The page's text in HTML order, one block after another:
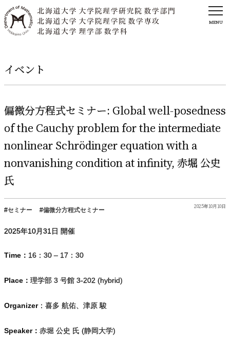
MENU
イベント
偏微分方程式セミナー: Global well-posedness
of the Cauchy problem for the intermediate
nonlinear Schrödinger equation with a
nonvanishing condition at infinity, 赤堀 公史
氏
セミナー 偏微分方程式セミナー
2025年10月10日
2025年10月31日 開催
Time： 16：30 – 17：30
Place： 理学部 3 号館 3-202 (hybrid)
Organizer：喜多 航佑、津原 駿
Speaker： 赤堀 公史 氏 (静岡大学)